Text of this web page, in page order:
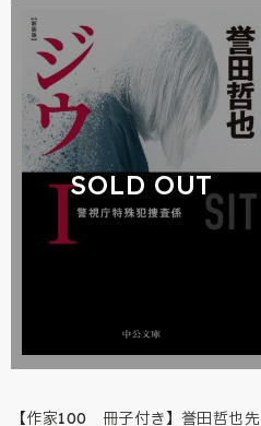
SOLD OUT
【作家100 冊子付き】誉田哲也先